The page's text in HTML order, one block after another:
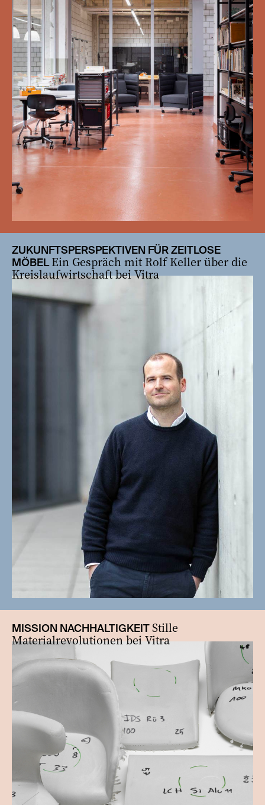
ZUKUNFTSPERSPEKTIVEN FÜR ZEITLOSE
MÖBEL Ein Gespräch mit Rolf Keller über die
Kreislaufwirtschaft bei Vitra
MISSION NACHHALTIGKEITStille
Materialrevolutionen bei Vitra